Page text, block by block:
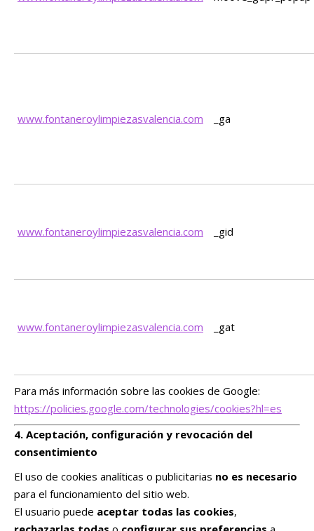
www.fontaneroylimpiezasvalencia.com _ga
www.fontaneroylimpiezasvalencia.com _gid
www.fontaneroylimpiezasvalencia.com _gat
Para más información sobre las cookies de Google:
https://policies.google.com/technologies/cookies?hl=es
4. Aceptación, configuración y revocación del
consentimiento
El uso de cookies analíticas o publicitarias no es necesario
para el funcionamiento del sitio web.
El usuario puede aceptar todas las cookies,